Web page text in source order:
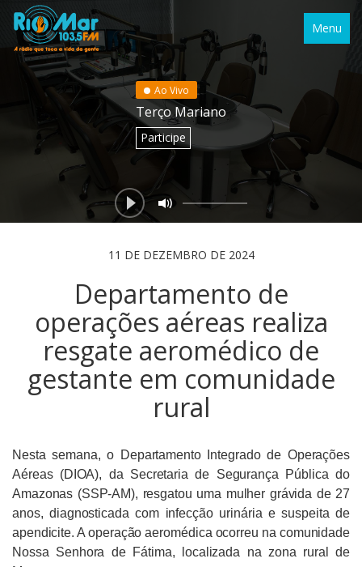
Menu
Ao Vivo
Terço Mariano
Participe
11 DE DEZEMBRO DE 2024
Departamento de
operações aéreas realiza
resgate aeromédico de
gestante em comunidade
rural
Nesta semana, o Departamento Integrado de Operações
Aéreas (DIOA), da Secretaria de Segurança Pública do
Amazonas (SSP-AM), resgatou uma mulher grávida de 27
anos, diagnosticada com infecção urinária e suspeita de
apendicite. A operação aeromédica ocorreu na comunidade
Nossa Senhora de Fátima, localizada na zona rural de